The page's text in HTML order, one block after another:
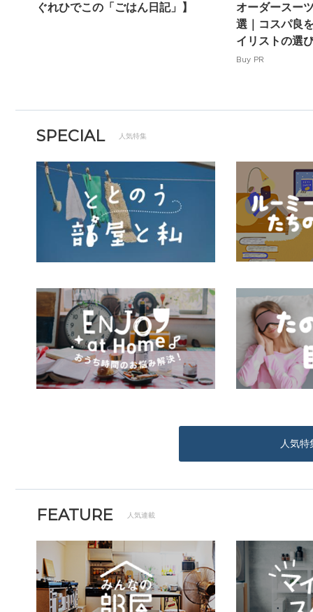
ぐれひでこの「ごはん日記」】
オーダースー
選｜コスパ良
イリストの選
Buy PR
SPECIAL 人気特集
人気
FEATURE 人気連載